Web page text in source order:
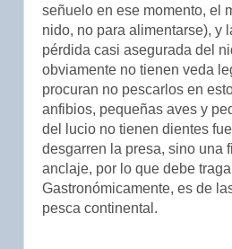
señuelo en ese momento, el
nido, no para alimentarse), y
pérdida casi asegurada del
obviamente no tienen veda
procuran no pescarlos en
anfibios, pequeñas aves y
del lucio no tienen dientes
desgarren la presa, sino una
anclaje, por lo que debe
Gastronómicamente, es de
pesca continental.